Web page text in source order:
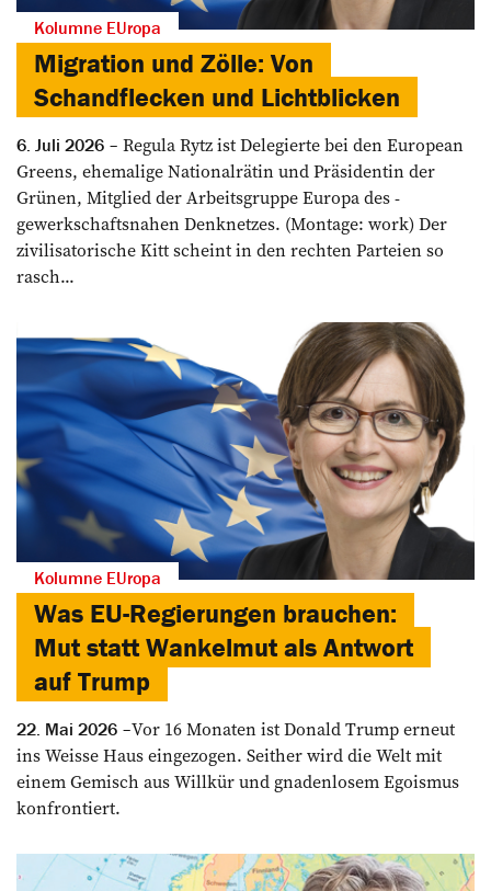
Kolumne EUropa
Migration und Zölle: Von
Schandflecken und Lichtblicken
6. Juli 2026
Regula Rytz ist Delegierte bei den European
Greens, ehemalige Nationalrätin und Präsidentin der
Grünen, Mitglied der Arbeitsgruppe Europa des ­
gewerkschaftsnahen Denknetzes. (Montage: work) Der
zivilisatorische Kitt scheint in den rechten Parteien so
rasch...
Kolumne EUropa
Was EU-Regierungen brauchen:
Mut statt Wankelmut als Antwort
auf Trump
22. Mai 2026
Vor 16 Monaten ist Donald Trump erneut
ins Weisse Haus eingezogen. Seither wird die Welt mit
einem Gemisch aus Willkür und gnadenlosem Egoismus
konfrontiert.